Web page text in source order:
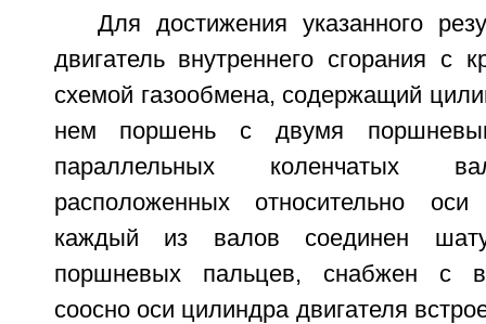
Для достижения указанного
двигатель внутреннего сгорания с
схемой газообмена, содержащий
нем поршень с двумя
параллельных коленчатых
расположенных относительно
каждый из валов соединен
поршневых пальцев, снабжен с
соосно оси цилиндра двигателя